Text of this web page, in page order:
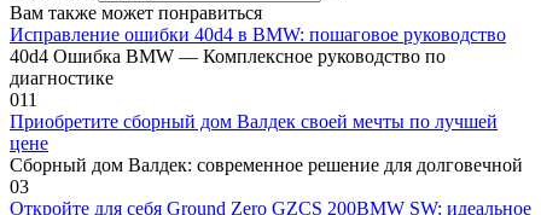
Вам также может понравиться
Исправление ошибки 40d4 в BMW: пошаговое руководство
40d4 Ошибка BMW — Комплексное руководство по
диагностике
011
Приобретите сборный дом Валдек своей мечты по лучшей
цене
Сборный дом Валдек: современное решение для долговечной
03
Откройте для себя Ground Zero GZCS 200BMW SW: идеальное